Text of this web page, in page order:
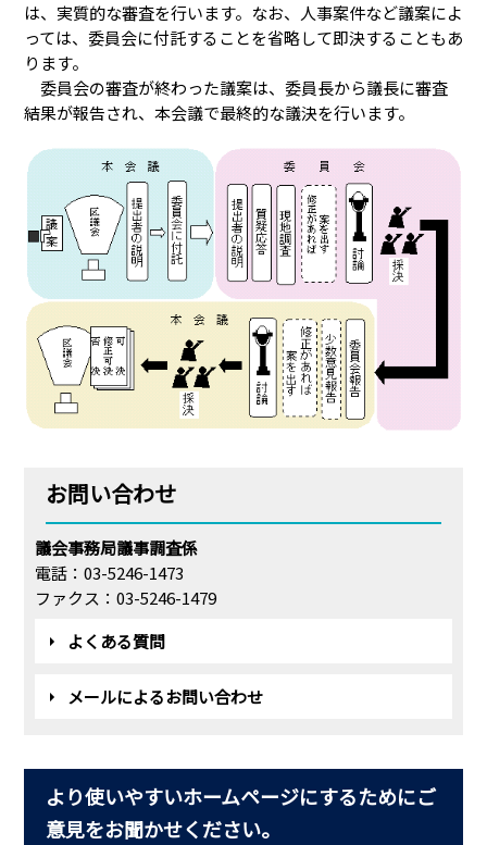
は、実質的な審査を行います。なお、人事案件など議案によ
っては、委員会に付託することを省略して即決することもあ
ります。
委員会の審査が終わった議案は、委員長から議長に審査
結果が報告され、本会議で最終的な議決を行います。
お問い合わせ
議会事務局議事調査係
電話：03-5246-1473
ファクス：03-5246-1479
よくある質問
メールによるお問い合わせ
より使いやすいホームページにするためにご
意見をお聞かせください。